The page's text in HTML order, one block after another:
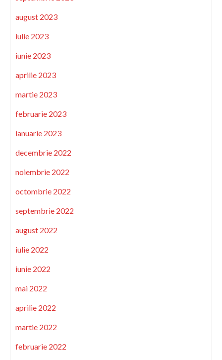
august 2023
iulie 2023
iunie 2023
aprilie 2023
martie 2023
februarie 2023
ianuarie 2023
decembrie 2022
noiembrie 2022
octombrie 2022
septembrie 2022
august 2022
iulie 2022
iunie 2022
mai 2022
aprilie 2022
martie 2022
februarie 2022